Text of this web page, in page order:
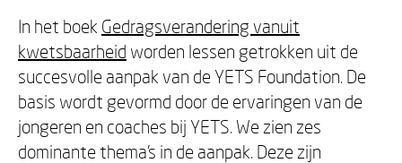
In het boek Gedragsverandering vanuit
kwetsbaarheid worden lessen getrokken uit de
succesvolle aanpak van de YETS Foundation. De
basis wordt gevormd door de ervaringen van de
jongeren en coaches bij YETS. We zien zes
dominante thema's in de aanpak. Deze zijn